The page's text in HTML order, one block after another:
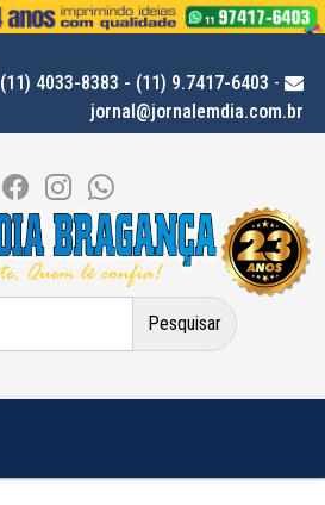
(11) 4033-8383 - (11) 9.7417-6403 -
jornal@jornalemdia.com.br